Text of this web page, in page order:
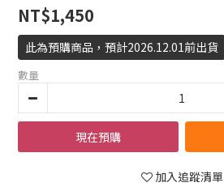
NT$1,450
此為預購商品，預計2026.12.01前出貨
數量
現在預購
加入追蹤清單